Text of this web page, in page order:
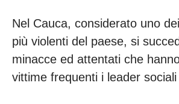
Nel Cauca, considerato uno
più violenti del paese, si
minacce ed attentati che
vittime frequenti i leader